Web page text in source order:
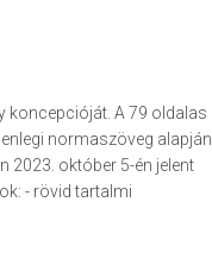
koncepcióját. A 79 oldalas
normaszöveg alapján
2023. október 5-én jelent
- rövid tartalmi